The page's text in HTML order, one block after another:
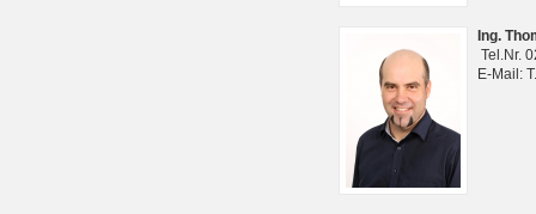
Ing.
Tel.Nr.
E-Mail: